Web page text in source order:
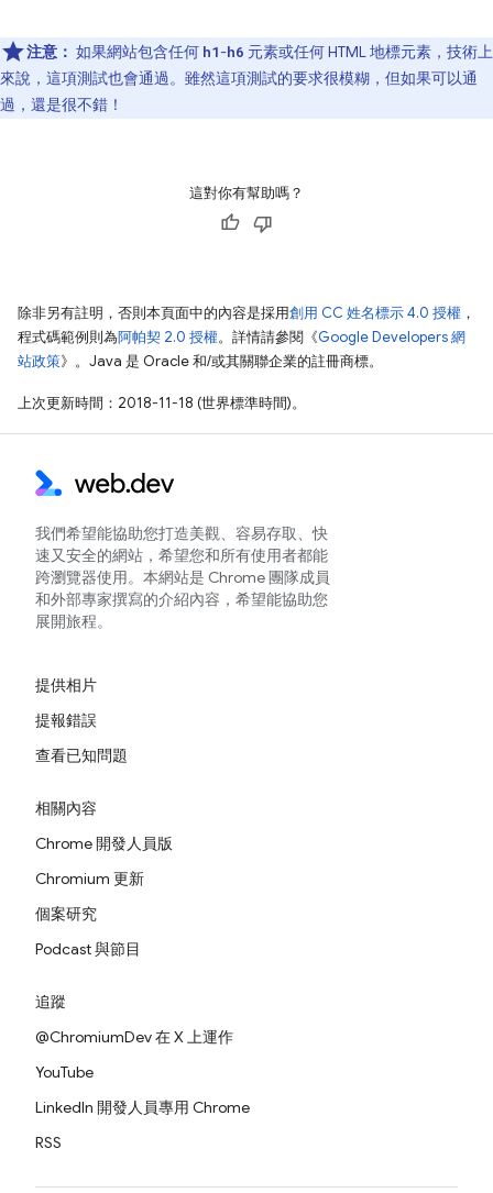
注意： 如果網站包含任何 h1-h6 元素或任何 HTML 地標元素，技術上
來說，這項測試也會通過。雖然這項測試的要求很模糊，但如果可以通
過，還是很不錯！
這對你有幫助嗎？
除非另有註明，否則本頁面中的內容是採用創用 CC 姓名標示 4.0 授權 ，
程式碼範例則為阿帕契 2.0 授權。詳情請參閱《Google Developers 網
站政策》。Java 是 Oracle 和/或其關聯企業的註冊商標。
上次更新時間：2018-11-18 (世界標準時間)。
我們希望能協助您打造美觀、容易存取、快
速又安全的網站，希望您和所有使用者都能
跨瀏覽器使用。本網站是 Chrome 團隊成員
和外部專家撰寫的介紹內容，希望能協助您
展開旅程。
提供相片
提報錯誤
查看已知問題
相關內容
Chrome 開發人員版
Chromium 更新
個案研究
Podcast 與節目
追蹤
@ChromiumDev 在 X 上運作
YouTube
LinkedIn 開發人員專用 Chrome
RSS